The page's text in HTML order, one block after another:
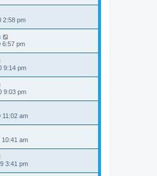
2:58 pm
6:57 pm
9:14 pm
9:03 pm
11:02 am
10:41 am
3:41 pm